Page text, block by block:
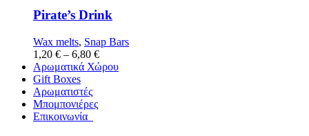
Pirate’s Drink
Wax melts, Snap Bars
1,20 € – 6,80 €
Αρωματικά Χώρου
Gift Boxes
Αρωματιστές
Μπομπονιέρες
Επικοινωνία